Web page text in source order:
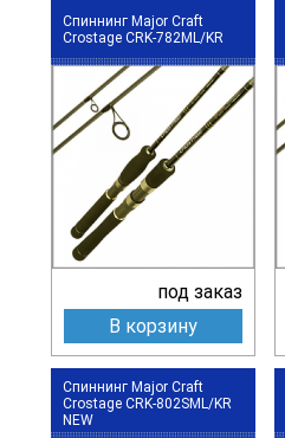
Спиннинг Major Craft
Crostage CRK-782ML/KR
под заказ
В корзину
Спиннинг Major Craft
Crostage CRK-802SML/KR
NEW